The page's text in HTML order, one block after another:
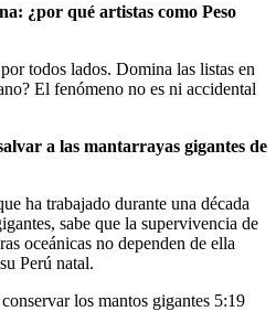
¿por qué artistas como Peso
todos lados. Domina las listas en
El fenómeno no es ni accidental
a las mantarrayas gigantes de
ha trabajado durante una década
sabe que la supervivencia de
oceánicas no dependen de ella
Perú natal.
los mantos gigantes 5:19